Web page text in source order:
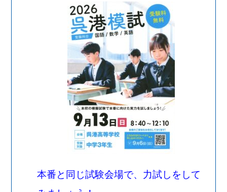
本番と同じ試験会場で、力試しをして